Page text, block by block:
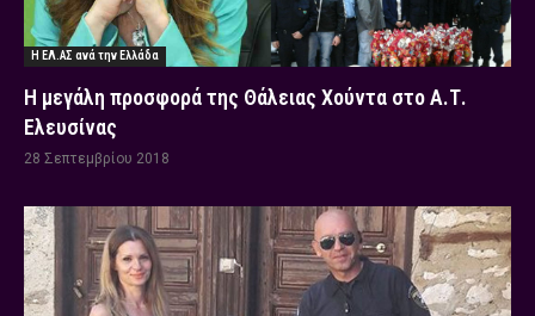
Η ΕΛ.ΑΣ ανά την Ελλάδα
Η μεγάλη προσφορά της Θάλειας Χούντα στο Α.Τ.
Ελευσίνας
28 Σεπτεμβρίου 2018